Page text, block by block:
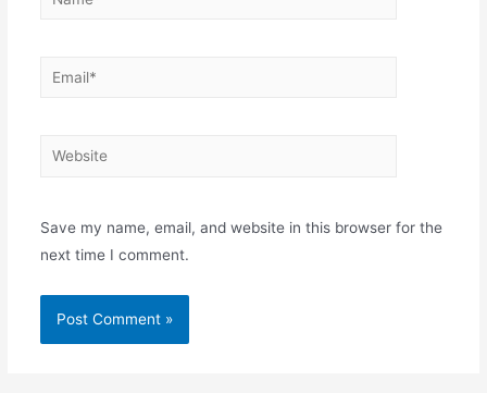
Email*
Website
Save my name, email, and website in this browser for the
next time I comment.